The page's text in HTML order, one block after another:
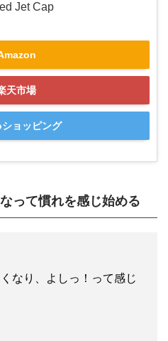
Jet Cap
天市場
ョッピング
って慣れを感じ始める
なり、よしっ！って感じ